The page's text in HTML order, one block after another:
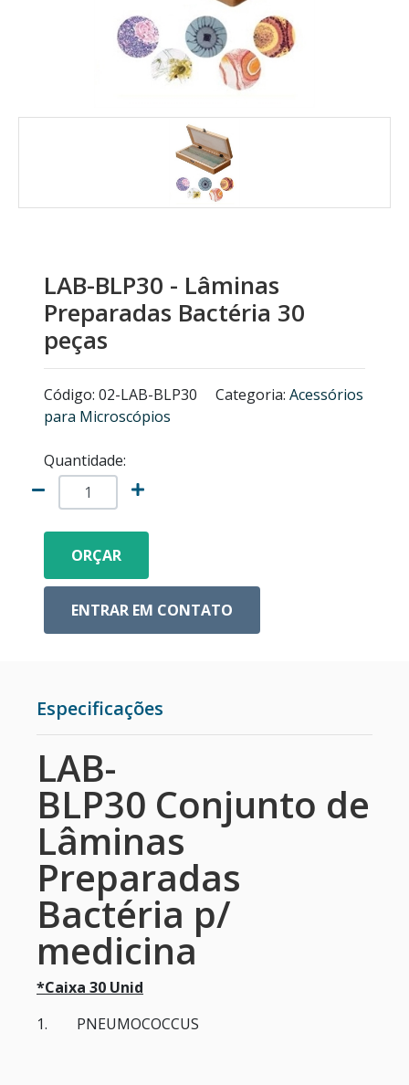
CONSULTORIA
PROMOÇÕES
MICROSCÓPIOS LABORANA
MICROSCÓPIOS MOTIC
EQUIPAMENTOS ANALÍTICOS
LISTA DE EQUIPAMENTOS
MODELOS ANATÔMICOS
ACESSÓRIOS PARA MICROSCÓPIOS
MICROSCÓPIOS COM CÂMERA
ESTUFAS
METALOGRAFIA
MICROSCÓPIO COM CONTRASTE DE FASE
CENTRÍFUGAS PARA LABORATÓRIO
LAB-BLP30 - Lâminas
Preparadas Bactéria 30
peças
Código: 02-LAB-BLP30 Categoria: Acessórios
para Microscópios
Quantidade:
ORÇAR
ENTRAR EM CONTATO
Especificações
LAB-
BLP30 Conjunto de
Lâminas
Preparadas
Bactéria p/
medicina
*Caixa 30 Unid
1. PNEUMOCOCCUS